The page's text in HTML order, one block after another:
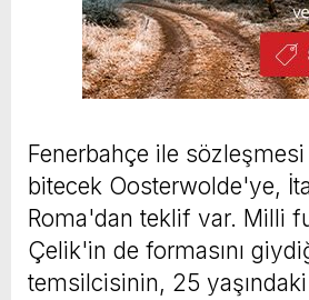
Fenerbahçe ile sözleşmesi
bitecek Oosterwolde'ye,
Roma'dan teklif var. Milli
Çelik'in de formasını
temsilcisinin, 25